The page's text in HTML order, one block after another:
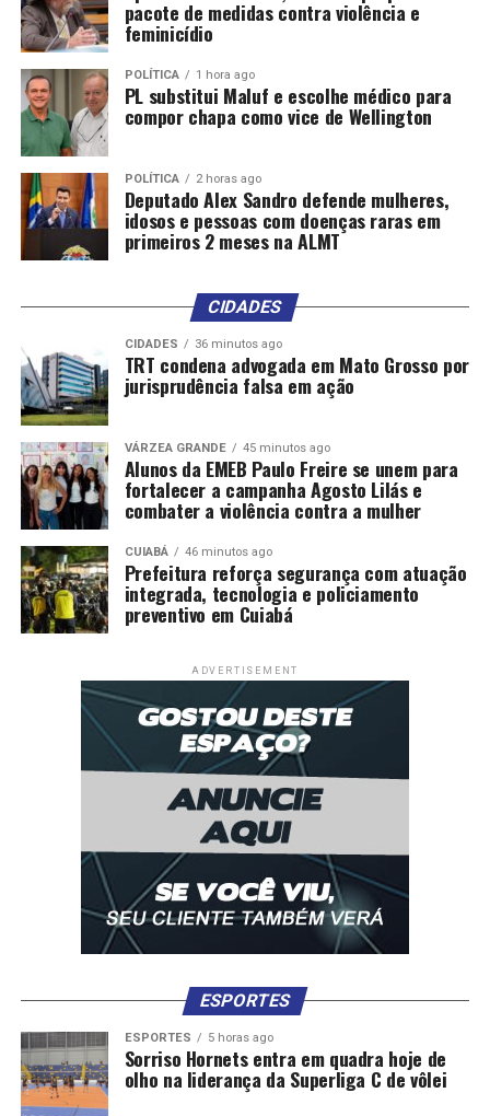
pacote de medidas contra violência e
feminicídio
POLÍTICA 1 hora ago
PL substitui Maluf e escolhe médico para
compor chapa como vice de Wellington
POLÍTICA 2 horas ago
Deputado Alex Sandro defende mulheres,
idosos e pessoas com doenças raras em
primeiros 2 meses na ALMT
CIDADES
CIDADES 36 minutos ago
TRT condena advogada em Mato Grosso por
jurisprudência falsa em ação
VÁRZEA GRANDE 45 minutos ago
Alunos da EMEB Paulo Freire se unem para
fortalecer a campanha Agosto Lilás e
combater a violência contra a mulher
CUIABÁ 46 minutos ago
Prefeitura reforça segurança com atuação
integrada, tecnologia e policiamento
preventivo em Cuiabá
ADVERTISEMENT
ESPORTES
ESPORTES 5 horas ago
Sorriso Hornets entra em quadra hoje de
olho na liderança da Superliga C de vôlei